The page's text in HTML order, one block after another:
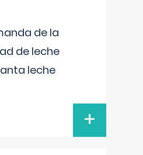
de la
de leche
leche
+